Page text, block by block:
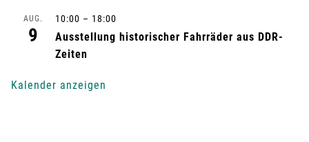
-
AUG.
9
10:00 – 18:00
Ausstellung historischer Fahrräder aus DDR-
Zeiten
Kalender anzeigen